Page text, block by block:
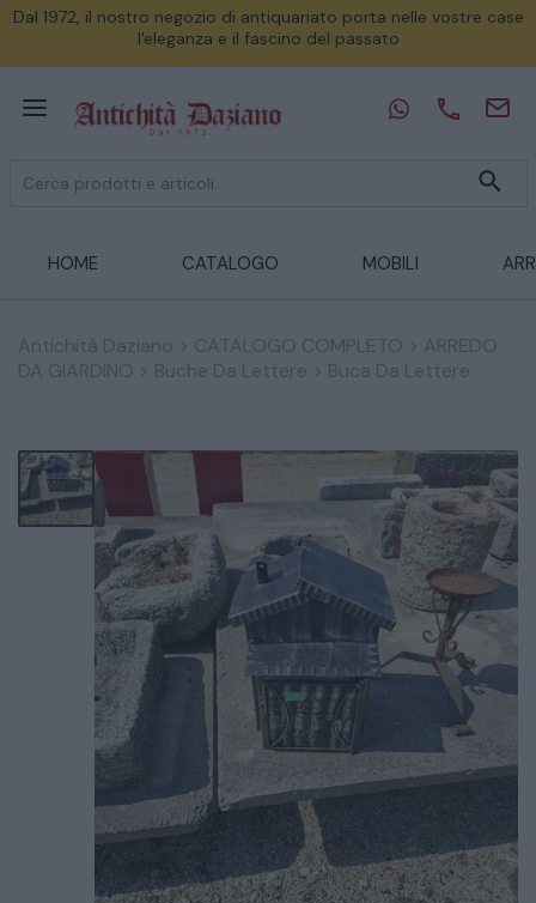
Dal 1972, il nostro negozio di antiquariato porta nelle vostre case
l'eleganza e il fascino del passato
HOME CATALOGO MOBILI
Antichità Daziano CATALOGO COMPLETO
ARREDO
DA GIARDINO
Buche Da Lettere Buca Da Lettere